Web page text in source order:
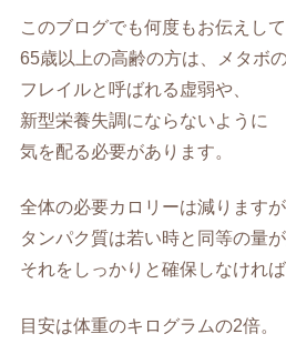
このブログでも何度もお伝えして
65歳以上の高齢の方は、メタボ
フレイルと呼ばれる虚弱や、
新型栄養失調にならないように
気を配る必要があります。
全体の必要カロリーは減りますが
タンパク質は若い時と同等の量が
それをしっかりと確保しなければ
目安は体重のキログラムの2倍。